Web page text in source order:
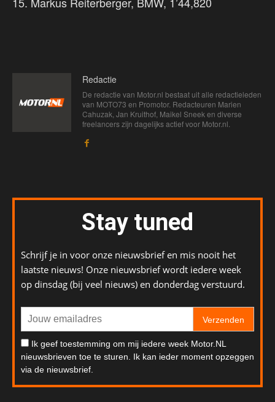
Redactie
De redactie van Motor.nl bestaat uit alle redactieleden
van MOTO73 en Promotor. Redacteuren Marien
Cahuzak, Jan Kruithof, Maikel Sneek en diverse
freelancers zijn dagelijks actief voor Motor.nl.
Stay tuned
Schrijf je in voor onze nieuwsbrief en mis nooit het
laatste nieuws! Onze nieuwsbrief wordt iedere week
op dinsdag (bij veel nieuws) en donderdag verstuurd.
Verzenden
Ik geef toestemming om mij iedere week Motor.NL
nieuwsbrieven toe te sturen. Ik kan ieder moment opzeggen
via de nieuwsbrief.